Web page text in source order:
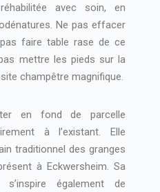
avec soin, en
Ne pas effacer
faire table rase de ce
mettre les pieds sur la
champêtre magnifique.
en fond de parcelle
à l’existant. Elle
traditionnel des granges
à Eckwersheim. Sa
s’inspire également de